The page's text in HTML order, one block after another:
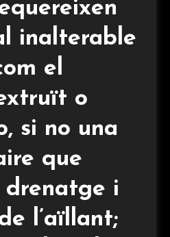
inalterable
el
o
si no una
que
i
l’aïllant;